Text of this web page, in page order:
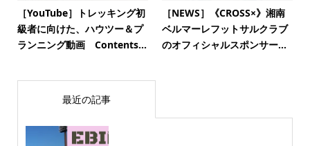
［YouTube］トレッキング初
級者に向けた、ハウツー＆プ
ランニング動画 Contents...
［NEWS］《CROSS×》湘南
ベルマーレフットサルクラブ
のオフィシャルスポンサー...
最近の記事